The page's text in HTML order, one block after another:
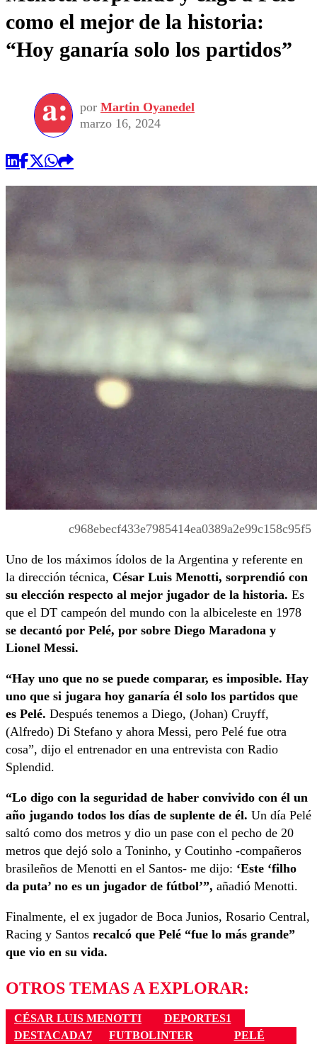
como el mejor de la historia:
“Hoy ganaría solo los partidos”
por Martin Oyanedel
marzo 16, 2024
c968ebecf433e7985414ea0389a2e99c158c95f5
Uno de los máximos ídolos de la Argentina y referente en
la dirección técnica, César Luis Menotti, sorprendió con
su elección respecto al mejor jugador de la historia. Es
que el DT campeón del mundo con la albiceleste en 1978
se decantó por Pelé, por sobre Diego Maradona y
Lionel Messi.
“Hay uno que no se puede comparar, es imposible. Hay
uno que si jugara hoy ganaría él solo los partidos que
es Pelé. Después tenemos a Diego, (Johan) Cruyff,
(Alfredo) Di Stefano y ahora Messi, pero Pelé fue otra
cosa”, dijo el entrenador en una entrevista con Radio
Splendid.
“Lo digo con la seguridad de haber convivido con él un
año jugando todos los días de suplente de él. Un día Pelé
saltó como dos metros y dio un pase con el pecho de 20
metros que dejó solo a Toninho, y Coutinho -compañeros
brasileños de Menotti en el Santos- me dijo: ‘Este ‘filho
da puta’ no es un jugador de fútbol’”, añadió Menotti.
Finalmente, el ex jugador de Boca Junios, Rosario Central,
Racing y Santos recalcó que Pelé “fue lo más grande”
que vio en su vida.
OTROS TEMAS A EXPLORAR:
CÉSAR LUIS MENOTTI
DEPORTES1
DESTACADA7
FUTBOLINTER PELÉ